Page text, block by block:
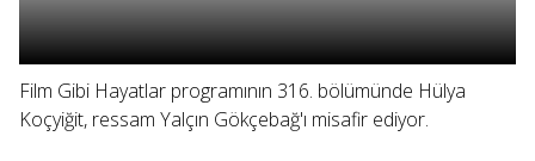
Film Gibi Hayatlar programının 316. bölümünde Hülya
Koçyiğit, ressam Yalçın Gökçebağ'ı misafir ediyor.